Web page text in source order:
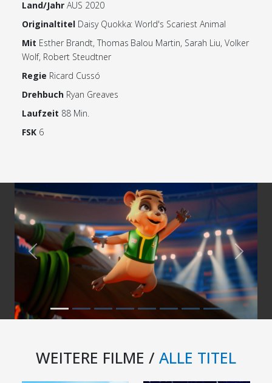
Land/Jahr AUS 2020
Originaltitel Daisy Quokka: World's Scariest Animal
Mit Esther Brandt, Thomas Balou Martin, Sarah Liu, Volker
Wolf, Robert Steudtner
Regie Ricard Cussó
Drehbuch Ryan Greaves
Laufzeit 88 Min.
FSK 6
Previous Next
WEITERE FILME / ALLE TITEL